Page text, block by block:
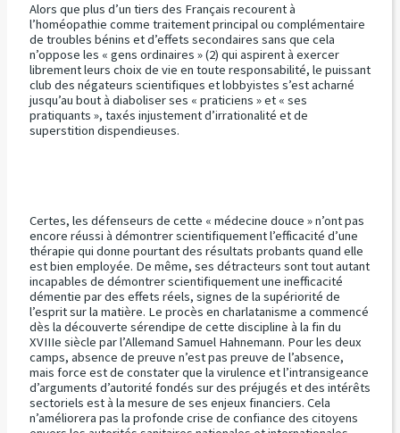
Alors que plus d’un tiers des Français recourent à
l’homéopathie comme traitement principal ou complémentaire
de troubles bénins et d’effets secondaires sans que cela
n’oppose les « gens ordinaires » (2) qui aspirent à exercer
librement leurs choix de vie en toute responsabilité, le puissant
club des négateurs scientifiques et lobbyistes s’est acharné
jusqu’au bout à diaboliser ses « praticiens » et « ses
pratiquants », taxés injustement d’irrationalité et de
superstition dispendieuses.
Certes, les défenseurs de cette « médecine douce » n’ont pas
encore réussi à démontrer scientifiquement l’efficacité d’une
thérapie qui donne pourtant des résultats probants quand elle
est bien employée. De même, ses détracteurs sont tout autant
incapables de démontrer scientifiquement une inefficacité
démentie par des effets réels, signes de la supériorité de
l’esprit sur la matière. Le procès en charlatanisme a commencé
dès la découverte sérendipe de cette discipline à la fin du
XVIIIe siècle par l’Allemand Samuel Hahnemann. Pour les deux
camps, absence de preuve n’est pas preuve de l’absence,
mais force est de constater que la virulence et l’intransigeance
d’arguments d’autorité fondés sur des préjugés et des intérêts
sectoriels est à la mesure de ses enjeux financiers. Cela
n’améliorera pas la profonde crise de confiance des citoyens